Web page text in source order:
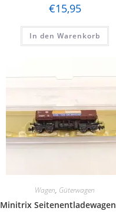
€15,95
In den Warenkorb
Wagen, Güterwagen
Minitrix